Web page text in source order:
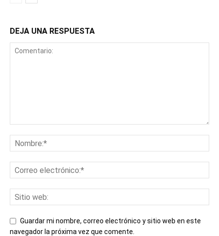
DEJA UNA RESPUESTA
Guardar mi nombre, correo electrónico y sitio web en este
navegador la próxima vez que comente.